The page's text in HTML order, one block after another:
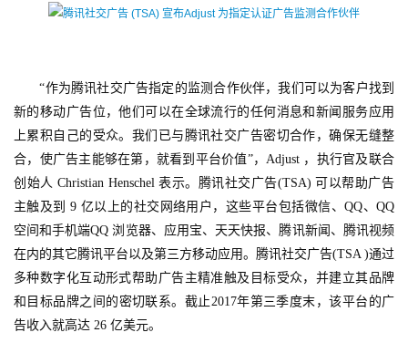
原
创
游
戏
业
界
手
机
游
“作为腾讯社交广告指定的监测合作伙伴，我们可以为客户找到
新的移动广告位，他们可以在全球流行的任何消息和新闻服务应用
上累积自己的受众。我们已与腾讯社交广告密切合作，确保无缝整
合，使广告主能够在第，就看到平台价值”，Adjust ，执行官及联合
创始人 Christian Henschel 表示。腾讯社交广告(TSA) 可以帮助广告
主触及到 9 亿以上的社交网络用户，这些平台包括微信、QQ、QQ
空间和手机端QQ 浏览器、应用宝、天天快报、腾讯新闻、腾讯视频
在内的其它腾讯平台以及第三方移动应用。腾讯社交广告(TSA )通过
多种数字化互动形式帮助广告主精准触及目标受众，并建立其品牌
和目标品牌之间的密切联系。截止2017年第三季度末，该平台的广
告收入就高达 26 亿美元。